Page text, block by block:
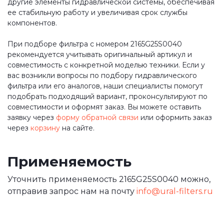
другие элементы гидравлической системы, обеспечивая
ее стабильную работу и увеличивая срок службы
компонентов.
При подборе фильтра с номером 2165G25S0040
рекомендуется учитывать оригинальный артикул и
совместимость с конкретной моделью техники. Если у
вас возникли вопросы по подбору гидравлического
фильтра или его аналогов, наши специалисты помогут
подобрать подходящий вариант, проконсультируют по
совместимости и оформят заказ. Вы можете оставить
заявку через форму обратной связи или оформить заказ
через корзину на сайте.
Применяемость
Уточнить применяемость 2165G25S0040 можно,
отправив запрос нам на почту info@ural-filters.ru